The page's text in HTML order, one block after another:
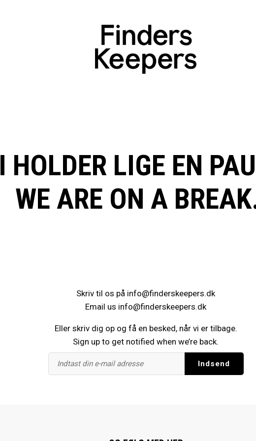
HOLDER LIGE EN
WE ARE ON A
Skriv til os på info@finderskeepers.dk
Email us info@finderskeepers.dk
Eller skriv dig op og få en besked, når vi er tilbage.
Sign up to get notified when we’re back.